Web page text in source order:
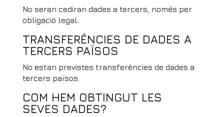
No seran cediran dades a tercers, només per
obligació legal.
TRANSFERÈNCIES DE DADES A
TERCERS PAÏSOS
No estan previstes transferències de dades a
tercers països.
COM HEM OBTINGUT LES
SEVES DADES?